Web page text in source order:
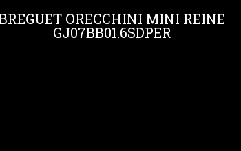
ORECCHINI MINI REINE
GJ07BB01.6SDPER